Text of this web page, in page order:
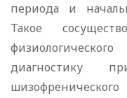
периода и
Такое
диагностику